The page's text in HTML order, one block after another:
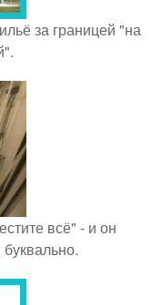
за границей "на
всё" - и он